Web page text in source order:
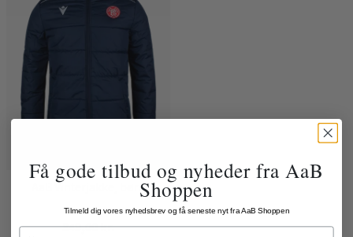
AaB Vinterjakke, børn
849,00 kr.
Få gode tilbud og nyheder fra AaB
Shoppen
Tilmeld dig vores nyhedsbrev og få seneste nyt fra AaB Shoppen
Name